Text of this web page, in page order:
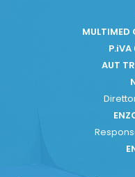
MULTIMED
AUT